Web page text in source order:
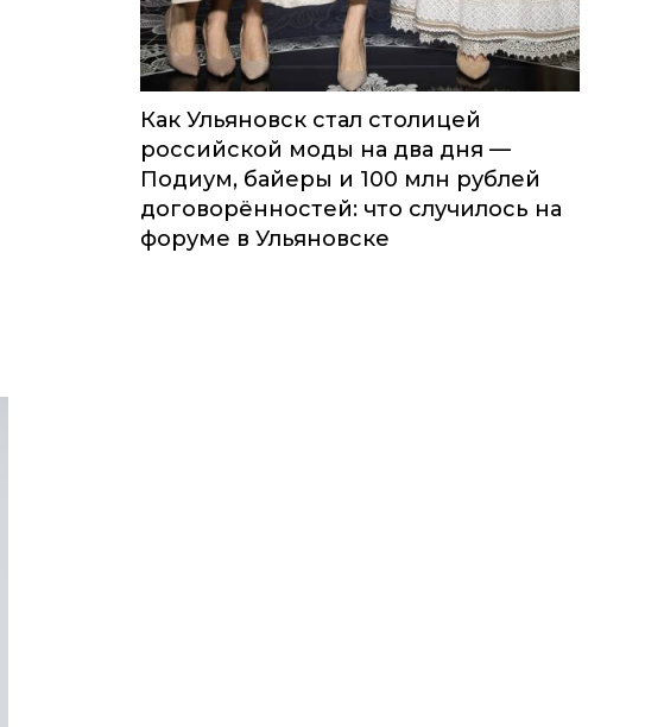
Как Ульяновск стал столицей
российской моды на два дня —
Подиум, байеры и 100 млн рублей
договорённостей: что случилось на
форуме в Ульяновске